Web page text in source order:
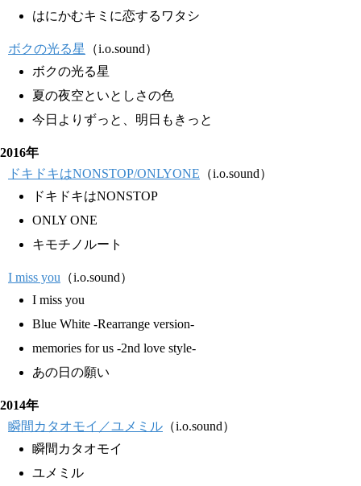
はにかむキミに恋するワタシ
ボクの光る星
（i.o.sound）
ボクの光る星
夏の夜空といとしさの色
今日よりずっと、明日もきっと
2016年
ドキドキはNONSTOP/ONLYONE （i.o.sound）
ドキドキはNONSTOP
ONLY ONE
キモチノルート
I miss you （i.o.sound）
I miss you
Blue White -Rearrange version-
memories for us -2nd love style-
あの日の願い
2014年
瞬間カタオモイ／ユメミル （i.o.sound）
瞬間カタオモイ
ユメミル